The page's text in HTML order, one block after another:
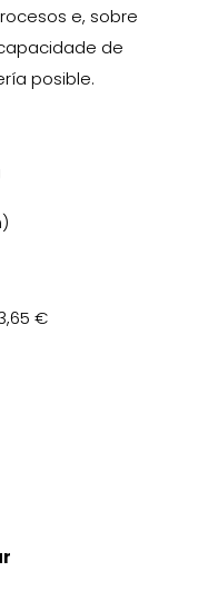
e, sobre
de
posible.
€